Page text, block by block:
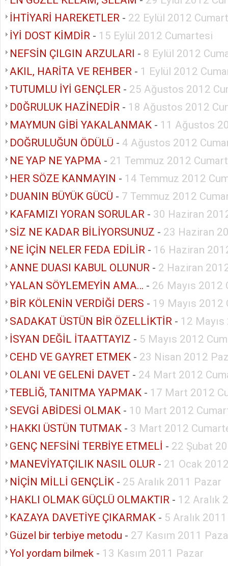
İHTİYARİ HAREKETLER - 22 Eylül 2012
İYİ DOST KİMDİR - 15 Eylül 2012 Cumartesi
NEFSİN ÇILGIN ARZULARI - 8 Eylül 2012
AKIL, HARİTA VE REHBER - 1 Eylül 2012
TUTUMLU İYİ GENÇLER - 25 Ağustos 2012
D0ĞRULUK HAZİNEDİR - 18 Ağustos 2012
MAYMUN GİBİ YAKALANMAK - 11 Ağustos
DOĞRULUĞUN ÖDÜLÜ - 4 Ağustos 2012
NE YAP NE YAPMA - 21 Temmuz 2012
HER SÖZE KANMAYIN - 14 Temmuz 2012
DUANIN BÜYÜK GÜCÜ - 7 Temmuz 2012
KAFAMIZI YORAN SORULAR - 30 Haziran
SİZ NE KADAR BİLİYORSUNUZ - 23 Haziran
NE İÇİN NELER FEDA EDİLİR - 16 Haziran
ANNE DUASI KABUL OLUNUR - 2 Haziran
YALAN SÖYLEMEYİN AMA… - 26 Mayıs 2012
BİR KÖLENİN VERDİĞİ DERS - 19 Mayıs 2012
SADAKAT ÜSTÜN BİR ÖZELLİKTİR - 12
İSYAN DEĞİL İTAATTAYIZ - 5 Mayıs 2012
CEHD VE GAYRET ETMEK - 23 Nisan 2012
OLANI VE GELENİ DAVET - 24 Mart 2012
TEBLİĞ, TANITMA YAPMAK - 17 Mart 2012
SEVGİ ABİDESİ OLMAK - 10 Mart 2012
HAKKI ÜSTÜN TUTMAK - 3 Mart 2012
GENÇ NEFSİNİ TERBİYE ETMELİ - 22 Şubat
MANEVİYATÇILIK NASIL OLUR - 21 Ocak
NİÇİN MİLLİ GENÇLİK - 25 Aralık 2011 Pazar
HAKLI OLMAK GÜÇLÜ OLMAKTIR - 12 Aralık
KAZAYA DAVETİYE ÇIKARMAK - 5 Aralık
Güzel bir terbiye metodu - 27 Kasım 2011
Yol yordam bilmek - 13 Kasım 2011 Pazar